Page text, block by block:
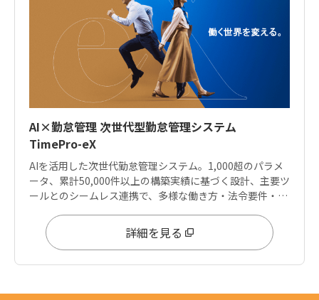
AI×勤怠管理 次世代型勤怠管理システム
TimePro-eX
AIを活用した次世代勤怠管理システム。1,000超のパラメ
ータ、累計50,000件以上の構築実績に基づく設計、主要ツ
ールとのシームレス連携で、多様な働き方・法令要件・デ
詳細を見る